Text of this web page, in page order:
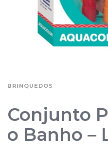
BRINQUEDOS
Conjunto
o Banho –